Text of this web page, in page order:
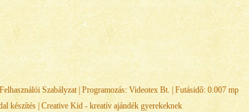
Felhasználói Szabályzat| Programozás: Videotex Bt. | Futásidő: 0.007 mp
készítés| Creative Kid - kreatív ajándék gyerekeknek